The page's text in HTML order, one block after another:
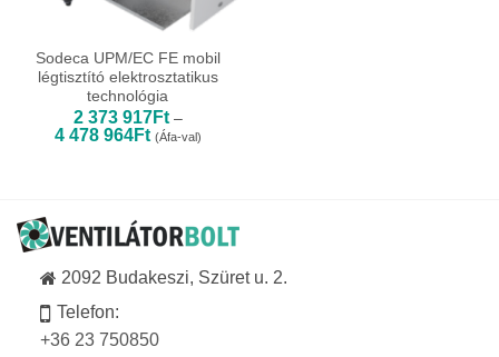
Sodeca UPM/EC FE mobil
légtisztító elektrosztatikus
technológia
2 373 917Ft –
4 478 964FtÁrtartomány:
2
964Ft
(Áfa-val)
2092 Budakeszi, Szüret u. 2.
Telefon:
+36 23 750850